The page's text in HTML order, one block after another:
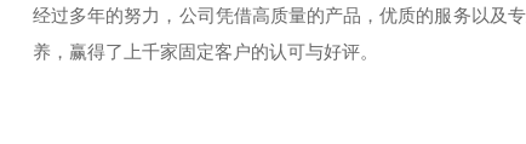
经过多年的努力，公司凭借高质量的产品，优质的服务以及
养，赢得了上千家固定客户的认可与好评。